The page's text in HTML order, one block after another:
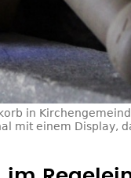
in
mit einem Display,